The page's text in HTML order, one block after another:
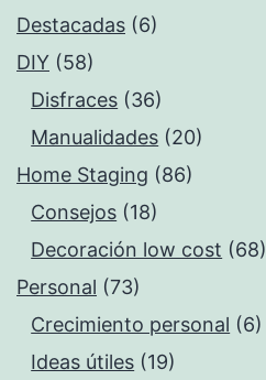
Destacadas (6)
DIY (58)
Disfraces (36)
Manualidades (20)
Home Staging (86)
Consejos (18)
Decoración low cost (68)
Personal (73)
Crecimiento personal (6)
Ideas útiles (19)